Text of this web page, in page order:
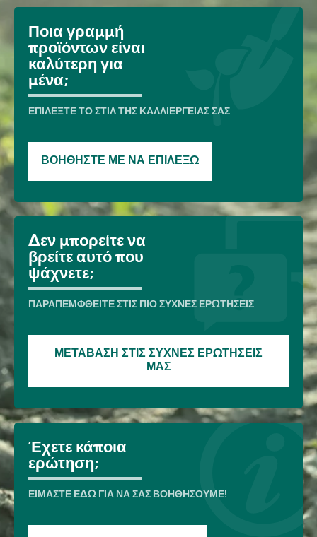
Ποια γραμμή
προϊόντων είναι
καλύτερη για
μένα;
ΕΠΙΛΈΞΤΕ ΤΟ ΣΤΙΛ ΤΗΣ ΚΑΛΛΙΈΡΓΕΙΆΣ ΣΑΣ
ΒΟΗΘΉΣΤΕ ΜΕ ΝΑ ΕΠΙΛΈΞΩ
Δεν μπορείτε να
βρείτε αυτό που
ψάχνετε;
ΠΑΡΑΠΕΜΦΘΕΊΤΕ ΣΤΙΣ ΠΙΟ ΣΥΧΝΈΣ ΕΡΩΤΉΣΕΙΣ
ΜΕΤΆΒΑΣΗ ΣΤΙΣ ΣΥΧΝΈΣ ΕΡΩΤΉΣΕΙΣ
ΜΑΣ
Έχετε κάποια
ερώτηση;
ΕΊΜΑΣΤΕ ΕΔΏ ΓΙΑ ΝΑ ΣΑΣ ΒΟΗΘΉΣΟΥΜΕ!